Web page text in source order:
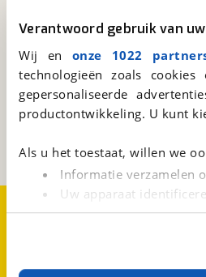
Verantwoord gebruik van
Wij en onze 1022
technologieën zoals
gepersonaliseerde
productontwikkeling. U kunt
Als u het toestaat, willen we
Informatie verzamelen
Uw apparaat
Lees meer over hoe uw
viaBOVAG.nl
3981 AJBunnik
BOVAG
Download 'm nu.